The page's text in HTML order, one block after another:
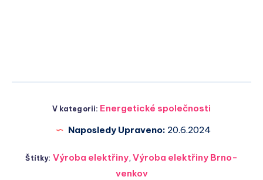
V kategorii: Energetické společnosti
Naposledy Upraveno: 20.6.2024
Štítky: Výroba elektřiny, Výroba elektřiny Brno-
venkov